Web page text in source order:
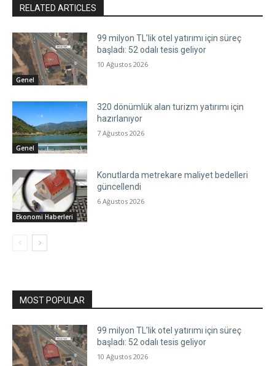
RELATED ARTICLES
Genel
99 milyon TL’lik otel yatırımı için süreç
başladı: 52 odalı tesis geliyor
10 Ağustos 2026
Genel
320 dönümlük alan turizm yatırımı için
hazırlanıyor
7 Ağustos 2026
Ekonomi Haberleri
Konutlarda metrekare maliyet bedelleri
güncellendi
6 Ağustos 2026
MOST POPULAR
99 milyon TL’lik otel yatırımı için süreç
başladı: 52 odalı tesis geliyor
10 Ağustos 2026